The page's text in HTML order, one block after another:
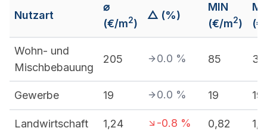
Nutzart
⌀
(€/m2)
△ (%)
MIN
(€/m2)
Wohn- und
Mischbebauung
205 0.0 % 85
Gewerbe 19 0.0 % 19 19
Landwirtschaft 1,24 -0.8 % 0,82